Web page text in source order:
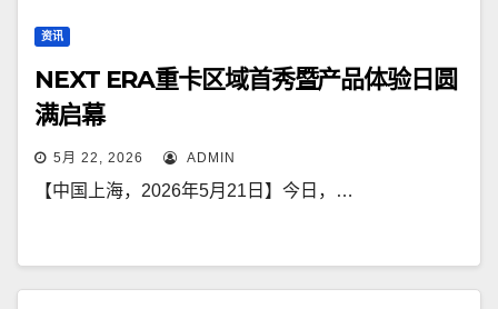
资讯
NEXT ERA重卡区域首秀暨产品体验日圆
满启幕
5月 22, 2026 ADMIN
【中国上海，2026年5月21日】今日，…